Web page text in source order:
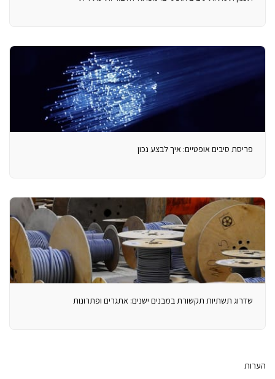
פריסת סיבים אופטיים: איך לבצע נכון
שדרוג תשתיות תקשורת במבנים ישנים: אתגרים ופתרונות
הערות